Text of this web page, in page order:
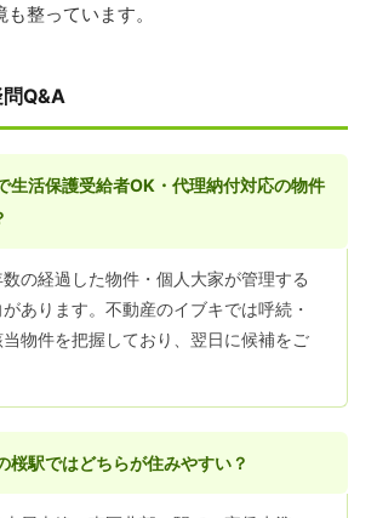
整っています。
Q&A
生活保護受給者OK・代理納付対応の物件
の経過した物件・個人大家が管理する
あります。不動産のイブキでは呼続・
物件を把握しており、翌日に候補をご
桜駅ではどちらが住みやすい？